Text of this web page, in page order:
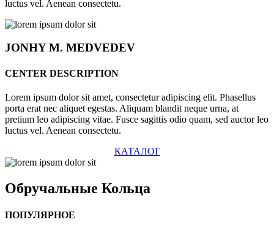
luctus vel. Aenean consectetu.
JONHYM. MEDVEDEV
CENTER DESCRIPTION
Lorem ipsum dolor sit amet, consectetur adipiscing elit. Phasellus
porta erat nec aliquet egestas. Aliquam blandit neque urna, at
pretium leo adipiscing vitae. Fusce sagittis odio quam, sed auctor leo
luctus vel. Aenean consectetu.
КАТАЛОГ
Обручальные Кольца
ПОПУЛЯРНОЕ